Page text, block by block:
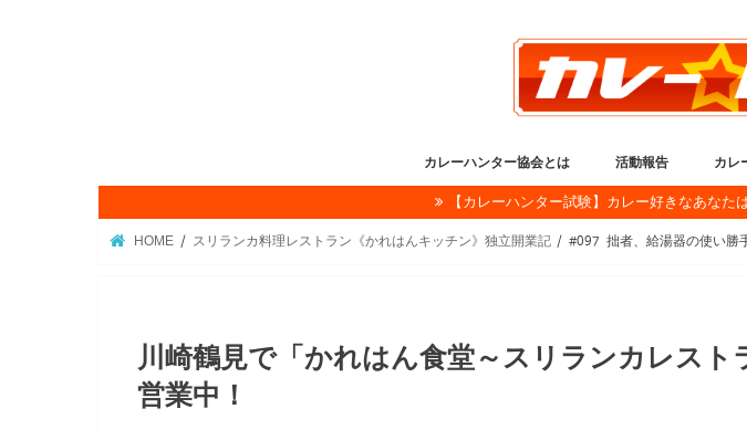
カレーハンター協会とは
理事長挨拶
カレー☆ハンターとは
カレーハンター憲章
協会概要
カレー☆ハンター検定
かれぇ☆はんたぁ プロフィール
お問い合わせ
活動報告
生放送
開催イベント情報
イベント報告
SNS
カレ
アツ
簡単
カレ
【カレーハンター試験】カレー好きなあな
HOME スリランカ料理レストラン《かれはんキッチン》独立開業記 #097 拙者、給湯器の使い勝
川崎鶴見で「かれはん食堂～スリランカレスト
営業中！